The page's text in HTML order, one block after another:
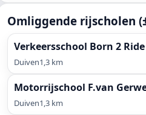
Omliggende rijscholen
Verkeersschool Born 2 Ride
Duiven1,3 km
Motorrijschool F.van
Duiven1,3 km